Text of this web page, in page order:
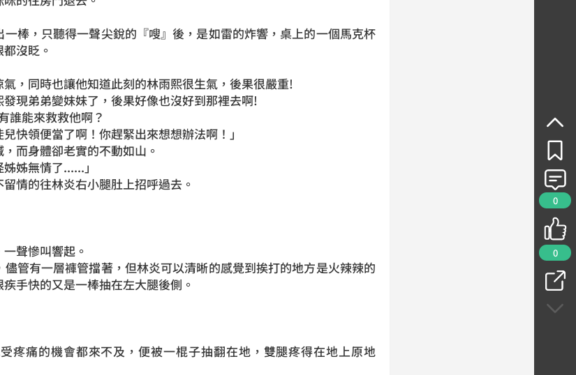
0
0
棒，只聽得一聲尖銳的『嗖』後，是如雷的炸響，桌上的一個馬克杯
沒眨。
，同時也讓他知道此刻的林雨熙很生氣，後果很嚴重!
現弟弟變妹妹了，後果好像也沒好到那裡去啊!
誰能來救救他啊？
快領便當了啊！你趕緊出來想想辦法啊！」
而身體卻老實的不動如山。
姊無情了......」
情的往林炎右小腿肚上招呼過去。
聲慘叫響起。
管有一層褲管擋著，但林炎可以清晰的感覺到挨打的地方是火辣辣的
手快的又是一棒抽在左大腿後側。
疼痛的機會都來不及，便被一棍子抽翻在地，雙腿疼得在地上原地